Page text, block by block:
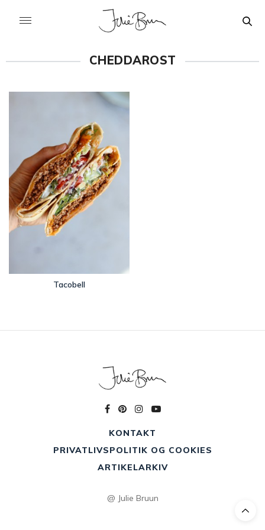
CHEDDAROST
Tacobell
KONTAKT
PRIVATLIVSPOLITIK OG COOKIES
ARTIKELARKIV
@ Julie Bruun